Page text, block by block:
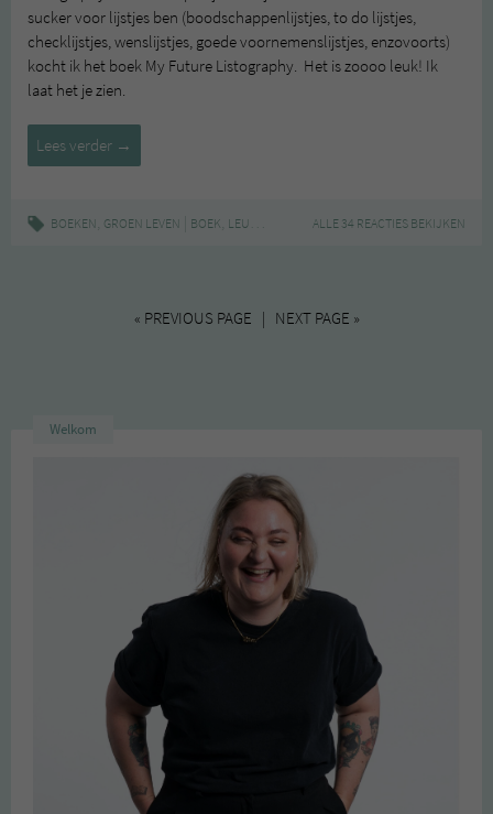
sucker voor lijstjes ben (boodschappenlijstjes, to do lijstjes,
checklijstjes, wenslijstjes, goede voornemenslijstjes, enzovoorts)
kocht ik het boek My Future Listography. Het is zoooo leuk! Ik
laat het je zien.
Lees verder Listography
→
BOEKEN, GROEN LEVEN BOEK, LEUK , ,LISA NOLA,LISTOGRAPHY,
ALLE 34 REACTIES BEKIJKEN
« PREVIOUS PAGE | NEXT PAGE »
Welkom